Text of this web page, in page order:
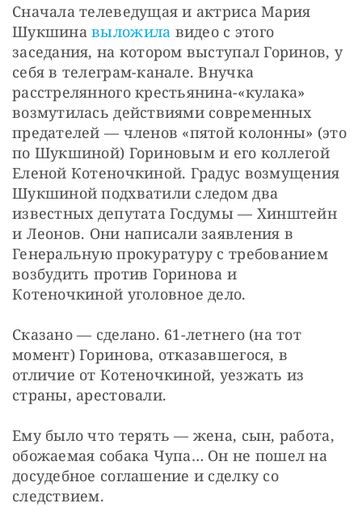
Сначала телеведущая и актриса Мария
Шукшина выложила видео с этого
заседания, на котором выступал Горинов, у
себя в телеграм-канале. Внучка
расстрелянного крестьянина-«кулака»
возмутилась действиями современных
предателей — членов «пятой колонны» (это
по Шукшиной) Гориновым и его коллегой
Еленой Котеночкиной. Градус возмущения
Шукшиной подхватили следом два
известных депутата Госдумы — Хинштейн
и Леонов. Они написали заявления в
Генеральную прокуратуру с требованием
возбудить против Горинова и
Котеночкиной уголовное дело.
Сказано — сделано. 61-летнего (на тот
момент) Горинова, отказавшегося, в
отличие от Котеночкиной, уезжать из
страны, арестовали.
Ему было что терять — жена, сын, работа,
обожаемая собака Чупа… Он не пошел на
досудебное соглашение и сделку со
следствием.